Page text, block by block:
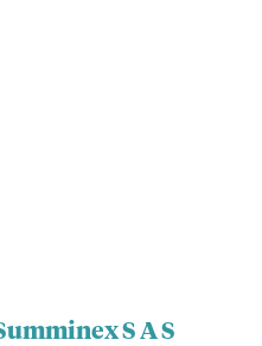
S A S